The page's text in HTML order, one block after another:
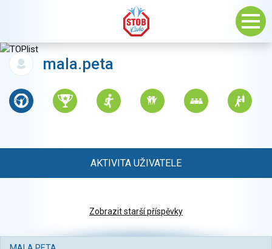
mala.peta
AKTIVITA UŽIVATELE
Zobrazit starší příspěvky